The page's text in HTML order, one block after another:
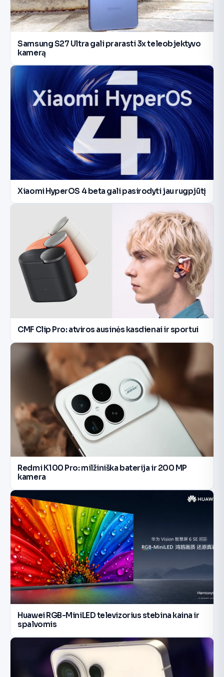
Samsung S27 Ultra gali prarasti 3x teleobjektyvo
kamerą
Xiaomi HyperOS 4 beta gali pasirodyti jau rugpjūtį
CMF Clip Pro: atviros ausinės kasdienai ir sportui
Redmi K100 Pro: milžiniška baterija ir 200 MP
kamera
Huawei RGB-MiniLED televizorius stebina kaina ir
spalvomis